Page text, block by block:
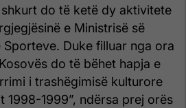
shkurt do të ketë dy aktivitete
e Ministrisë së
Sporteve. Duke filluar nga ora
do të bëhet hapja e
i trashëgimisë kulturore
1998-1999”, ndërsa prej orës